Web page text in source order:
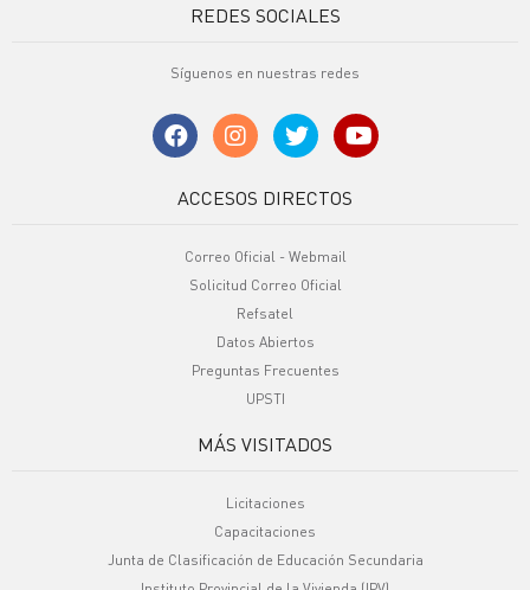
REDES SOCIALES
Síguenos en nuestras redes
ACCESOS DIRECTOS
Correo Oficial - Webmail
Solicitud Correo Oficial
Refsatel
Datos Abiertos
Preguntas Frecuentes
UPSTI
MÁS VISITADOS
Licitaciones
Capacitaciones
Junta de Clasificación de Educación Secundaria